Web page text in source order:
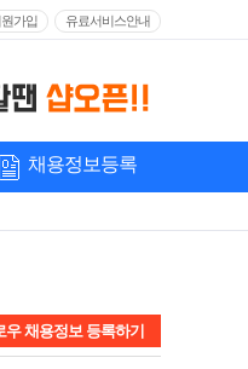
원가입 유료서비스안내
채용정보등록
우 채용정보 등록하기